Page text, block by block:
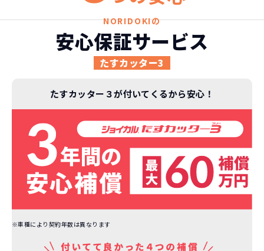
ジョイカルジャパンが今まで培ってきた
日本全国・世界中の流通ネットワークと
ノウハウを集約することでこの「超高残
価設定」を実現しました。
また特定の車両に絞ることによりこの価
格設定が可能となりました。
お車を返却いただく
必要があるため
通常のカーリースの場合、そのまま継続
ライフスタイルに合わせたお車の選択が
できます。急な引っ越し、転勤、家族が増
えるなど。その時その時の状況に合わせ
た車を選べるっていいとおもいません
か？
これらの費用がコミコミの料金です。
継続的にかかる費用が
コミコミ
維持にかかる、毎年の｢自動車税｣はコミ
コミ。3年契約なので通常車検時にかかる
｢自動車重量税｣、｢自賠責保険料｣「整備
NORIDOKIの
安心保証サービス
たすカッター3
たすカッター３が付いてくるから安心！
※車種により契約年数は異なります